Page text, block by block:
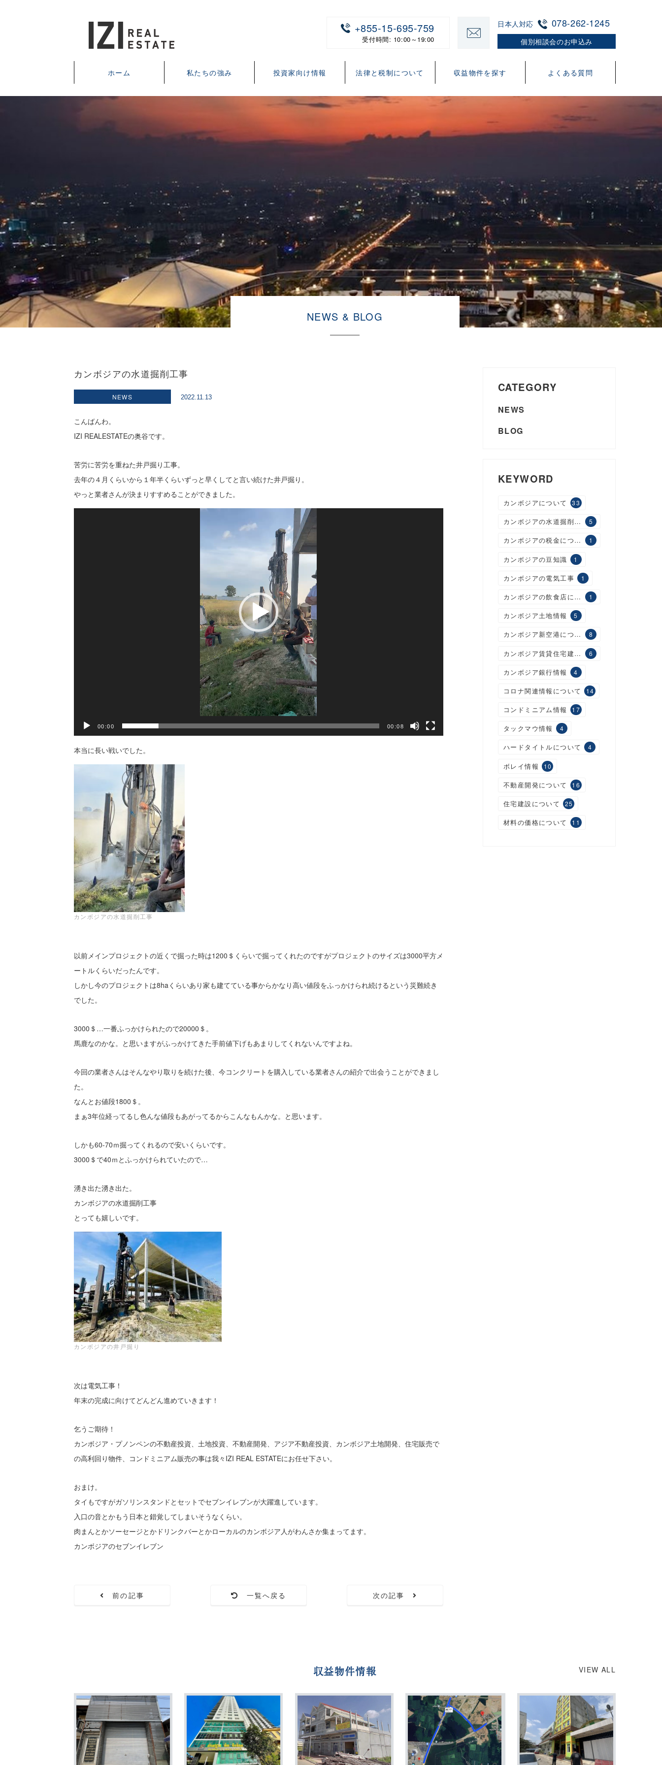
日本人対応 078-262-1245
個別相談会のお申込み
+855-15-695-759
受付時間: 10:00～19:00
ホーム 私たちの強み 投資家向け情報 法律と税制について 収益物件を探す よくある質問
NEWS & BLOG
カンボジアの水道掘削工事
NEWS 2022.11.13
こんばんわ。
IZI REALESTATEの奥谷です。
苦労に苦労を重ねた井戸掘り工事。
去年の４月くらいから１年半くらいずっと早くしてと言い続けた井戸掘り。
やっと業者さんが決まりすすめることができました。
00:00 00:08
本当に長い戦いでした。
カンボジアの水道掘削工事
以前メインプロジェクトの近くで掘った時は1200＄くらいで掘ってくれたのですがプロジェクトのサイズは3000平方メ
ートルくらいだったんです。
しかし今のプロジェクトは8haくらいあり家も建てている事からかなり高い値段をふっかけられ続けるという災難続き
でした。
3000＄…一番ふっかけられたので20000＄。
馬鹿なのかな。と思いますがふっかけてきた手前値下げもあまりしてくれないんですよね。
今回の業者さんはそんなやり取りを続けた後、今コンクリートを購入している業者さんの紹介で出会うことができまし
た。
なんとお値段1800＄。
まぁ3年位経ってるし色んな値段もあがってるからこんなもんかな。と思います。
しかも60-70ｍ掘ってくれるので安いくらいです。
3000＄で40ｍとふっかけられていたので…
湧き出た湧き出た。
カンボジアの水道掘削工事
とっても嬉しいです。
カンボジアの井戸掘り
次は電気工事！
年末の完成に向けてどんどん進めていきます！
乞うご期待！
カンボジア・プノンペンの不動産投資、土地投資、不動産開発、アジア不動産投資、カンボジア土地開発、住宅販売で
の高利回り物件、コンドミニアム販売の事は我々IZI REAL ESTATEにお任せ下さい。
おまけ。
タイもですがガソリンスタンドとセットでセブンイレブンが大躍進しています。
入口の音とかもう日本と錯覚してしまいそうなくらい。
肉まんとかソーセージとかドリンクバーとかローカルのカンボジア人がわんさか集まってます。
カンボジアのセブンイレブン
前の記事 一覧へ戻る 次の記事
CATEGORY
NEWS
BLOG
KEYWORD
カンボジアについて 33
カンボジアの水道掘削工事 5
カンボジアの税金について 1
カンボジアの豆知識 1
カンボジアの電気工事 1
カンボジアの飲食店について 1
カンボジア土地情報 5
カンボジア新空港について 8
カンボジア賃貸住宅建設について 6
カンボジア銀行情報 4
コロナ関連情報について 14
コンドミニアム情報 17
タックマウ情報 4
ハードタイトルについて 4
ボレイ情報 10
不動産開発について 16
住宅建設について 25
材料の価格について 11
収益物件情報 VIEW ALL